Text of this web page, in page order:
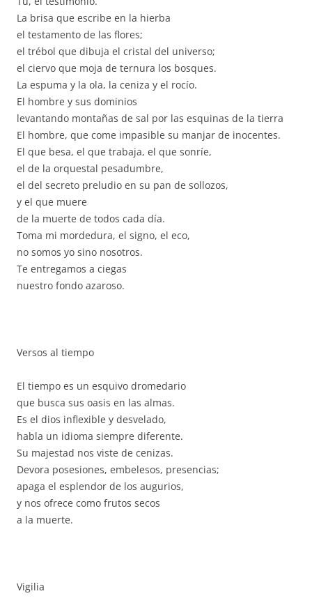
La brisa que escribe en la hierba
el testamento de las flores;
el trébol que dibuja el cristal del universo;
el ciervo que moja de ternura los bosques.
La espuma y la ola, la ceniza y el rocío.
El hombre y sus dominios
levantando montañas de sal por las esquinas de la tierra
El hombre, que come impasible su manjar de inocentes.
El que besa, el que trabaja, el que sonríe,
el de la orquestal pesadumbre,
el del secreto preludio en su pan de sollozos,
y el que muere
de la muerte de todos cada día.
Toma mi mordedura, el signo, el eco,
no somos yo sino nosotros.
Te entregamos a ciegas
nuestro fondo azaroso.
Versos al tiempo
El tiempo es un esquivo dromedario
que busca sus oasis en las almas.
Es el dios inflexible y desvelado,
habla un idioma siempre diferente.
Su majestad nos viste de cenizas.
Devora posesiones, embelesos, presencias;
apaga el esplendor de los augurios,
y nos ofrece como frutos secos
a la muerte.
Vigilia